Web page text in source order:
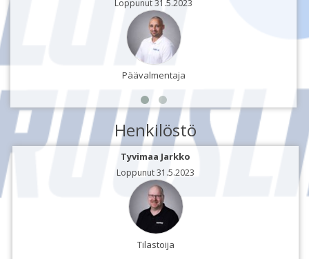
Loppunut 31.5.2023
Päävalmentaja
Henkilöstö
Tyvimaa Jarkko
Loppunut 31.5.2023
Tilastoija